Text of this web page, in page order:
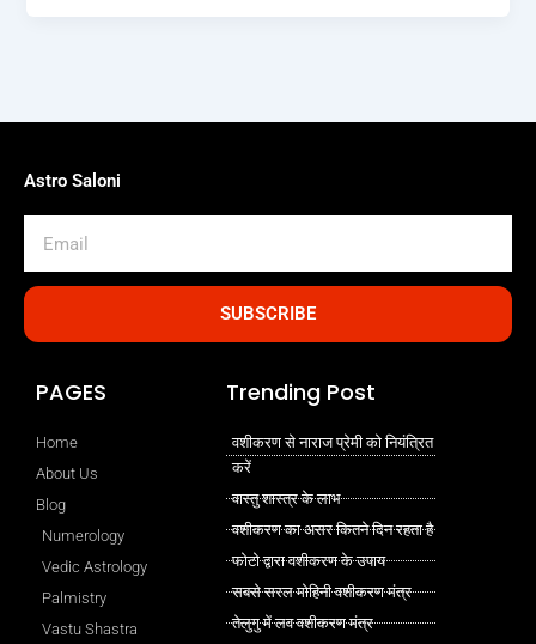
Astro Saloni
SUBSCRIBE
PAGES
Home
About Us
Blog
Numerology
Vedic Astrology
Palmistry
Vastu Shastra
Trending Post
वशीकरण से नाराज प्रेमी को नियंत्रित
करें
वास्तु शास्त्र के लाभ
वशीकरण का असर कितने दिन रहता है
फोटो द्वारा वशीकरण के उपाय
सबसे सरल मोहिनी वशीकरण मंत्र
तेलुगु में लव वशीकरण मंत्र